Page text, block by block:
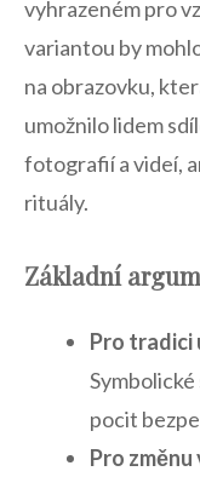
vyhrazeném pro
variantou by
na obrazovku,
⁣umožnilo lidem
fotografií a videí,
rituály.
Základní⁣
Pro tradici
pocit
Pro